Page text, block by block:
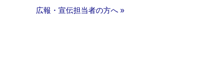
広報・宣伝担当者の方へ »